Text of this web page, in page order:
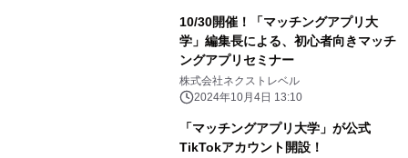
10/30開催！「マッチングアプリ大
学」編集長による、初心者向きマッチ
ングアプリセミナー
株式会社ネクストレベル
2024年10月4日 13:10
「マッチングアプリ大学」が公式
TikTokアカウント開設！